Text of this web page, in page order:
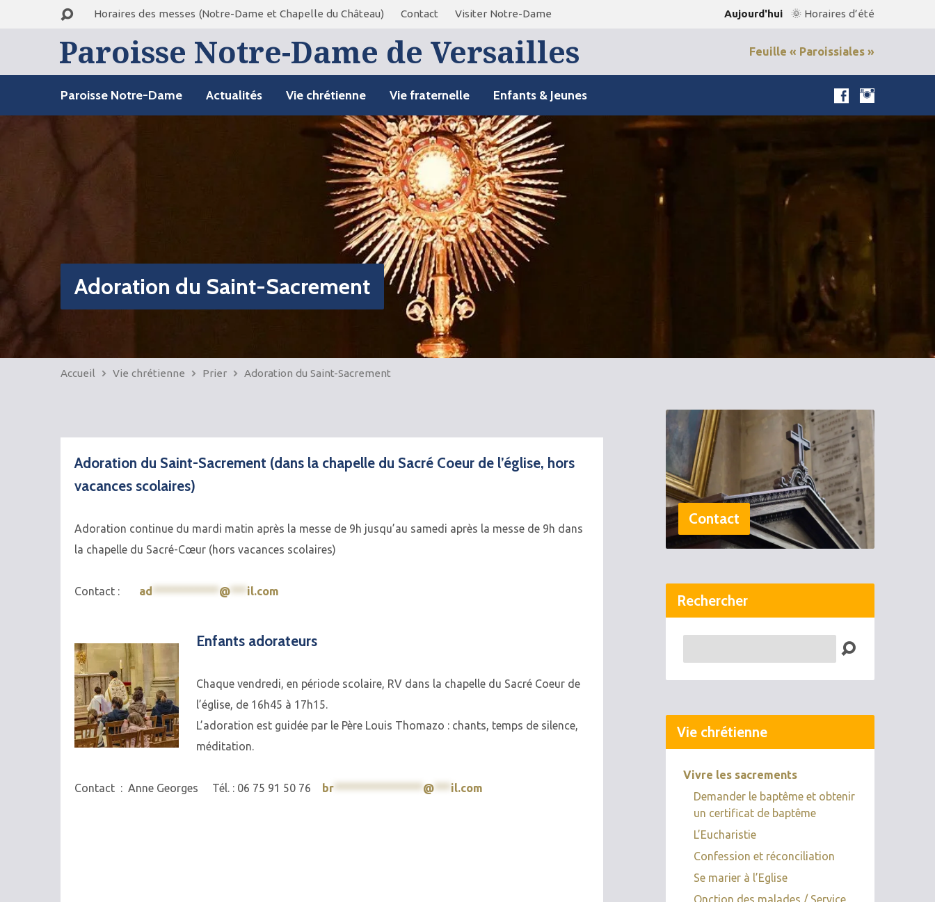
Horaires des messes (Notre-Dame et Chapelle du Château) Contact Visiter Notre-Dame Aujourd'hui 🌞 Horaires d’été
Paroisse Notre-Dame de Versailles Feuille « Paroissiales »
Paroisse Notre-Dame Actualités Vie chrétienne Vie fraternelle Enfants & Jeunes
Adoration du Saint-Sacrement
Accueil Vie chrétienne Prier Adoration du Saint-Sacrement
Adoration du Saint-Sacrement (dans la chapelle du Sacré Coeur de l’église, hors
vacances scolaires)
Adoration continue du mardi matin après la messe de 9h jusqu’au samedi après la messe de 9h dans
la chapelle du Sacré-Cœur (hors vacances scolaires)
Contact : ad ************ @ *** il.com
Enfants adorateurs
Chaque vendredi, en période scolaire, RV dans la chapelle du Sacré Coeur de
l’église, de 16h45 à 17h15.
L’adoration est guidée par le Père Louis Thomazo : chants, temps de silence,
méditation.
Contact : Anne Georges Tél. : 06 75 91 50 76 br **************** @ *** il.com
Contact
Rechercher
Vie chrétienne
Vivre les sacrements
Demander le baptême et obtenir
un certificat de baptême
L’Eucharistie
Confession et réconciliation
Se marier à l’Eglise
Onction des malades / Service